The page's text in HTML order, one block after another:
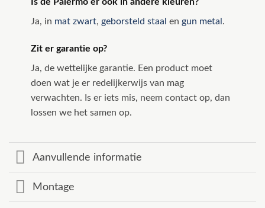
Is de Palermo er ook in andere kleuren?
Ja, in mat zwart, geborsteld staal en gun metal .
Zit er garantie op?
Ja, de wettelijke garantie. Een product moet
doen wat je er redelijkerwijs van mag
verwachten. Is er iets mis, neem contact op, dan
lossen we het samen op.
Aanvullende informatie
Montage